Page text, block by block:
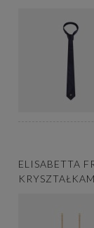
ELISABETTA